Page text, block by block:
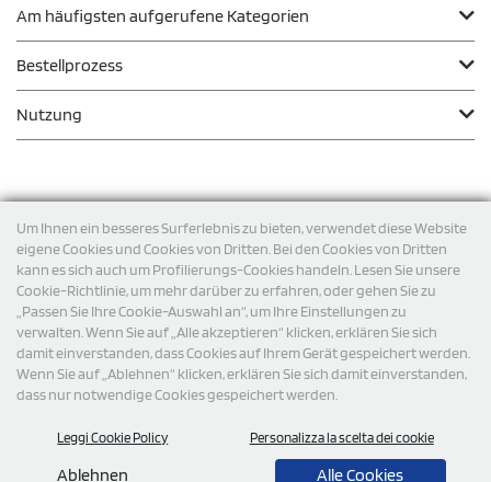
Um Ihnen ein besseres Surferlebnis zu bieten, verwendet diese Website
eigene Cookies und Cookies von Dritten. Bei den Cookies von Dritten
kann es sich auch um Profilierungs-Cookies handeln. Lesen Sie unsere
Cookie-Richtlinie, um mehr darüber zu erfahren, oder gehen Sie zu
„Passen Sie Ihre Cookie-Auswahl an“, um Ihre Einstellungen zu
verwalten. Wenn Sie auf „Alle akzeptieren“ klicken, erklären Sie sich
damit einverstanden, dass Cookies auf Ihrem Gerät gespeichert werden.
Wenn Sie auf „Ablehnen“ klicken, erklären Sie sich damit einverstanden,
dass nur notwendige Cookies gespeichert werden.
Leggi Cookie Policy Personalizza la scelta dei cookie
Ablehnen Alle Cookies
Am häufigsten aufgerufene Kategorien
Bestellprozess
Nutzung
Versand
© 2026 StampaSi s.r.l. ALLE RECHTE SIND VORBEHALTEN -
Steuernummer DE356463144